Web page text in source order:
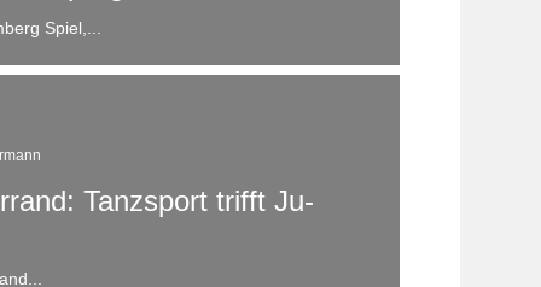
Spiel,...
Tanzsport trifft Ju-